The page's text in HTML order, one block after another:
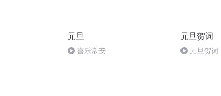
元旦
喜乐常安
元旦贺词
元旦贺词